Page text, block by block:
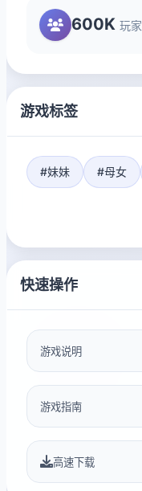
600K 玩家
游戏标签
#妹妹 #母女
快速操作
游戏说明
游戏指南
高速下载